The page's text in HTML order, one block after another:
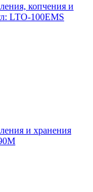
копчения и
LTO-100EMS
и хранения